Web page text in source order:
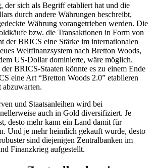
der sich als Begriff etabliert hat und die
durch andere Währungen beschreibt,
Währung vorangetrieben werden. Die
bzw. die Transaktionen in Form von
der BRICS eine Stärke im internationalen
Weltfinanzsystem nach Bretton Woods,
US-Dollar dominierte, wäre möglich.
BRICS-Staaten könnte es zu einem Ende
eine Art “Bretton Woods 2.0” etablieren
abzuwarten.
und Staatsanleihen wird bei
auch in Gold diversifiziert. Je
desto mehr kann ein Land damit für
Und je mehr heimlich gekauft wurde, desto
sind diejenigen Zentralbanken im
Finanzkrieg aufgestellt.